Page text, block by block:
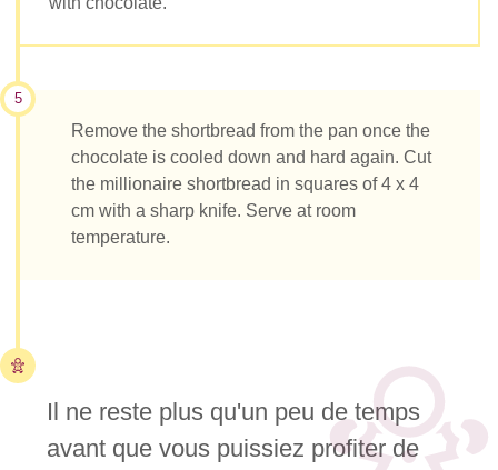
5
Remove the shortbread from the pan once the
chocolate is cooled down and hard again. Cut
the millionaire shortbread in squares of 4 x 4
cm with a sharp knife. Serve at room
temperature.
Il ne reste plus qu'un peu de temps
avant que vous puissiez profiter de